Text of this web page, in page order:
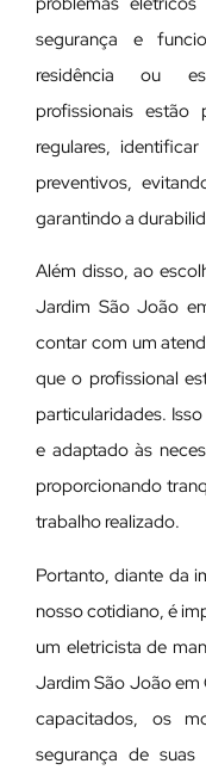
segurança e
residência ou
profissionais estão
regulares,
preventivos,
garantindo a
Além disso, ao
Jardim São João
contar com um
que o profissional
particularidades.
e adaptado às
proporcionando
trabalho realizado.
Portanto, diante da
nosso cotidiano, é
um eletricista de
Jardim São João em
capacitados, os
segurança de suas